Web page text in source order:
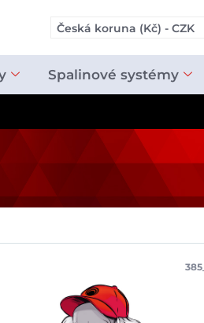
Česká koruna (Kč) - CZK
Spalinové systémy